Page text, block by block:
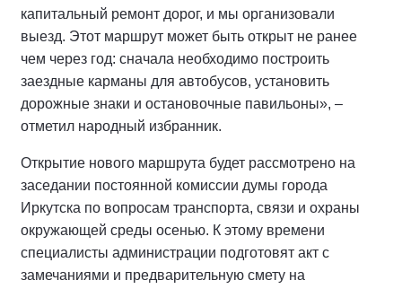
капитальный ремонт дорог, и мы организовали
выезд. Этот маршрут может быть открыт не ранее
чем через год: сначала необходимо построить
заездные карманы для автобусов, установить
дорожные знаки и остановочные павильоны», –
отметил народный избранник.
Открытие нового маршрута будет рассмотрено на
заседании постоянной комиссии думы города
Иркутска по вопросам транспорта, связи и охраны
окружающей среды осенью. К этому времени
специалисты администрации подготовят акт с
замечаниями и предварительную смету на